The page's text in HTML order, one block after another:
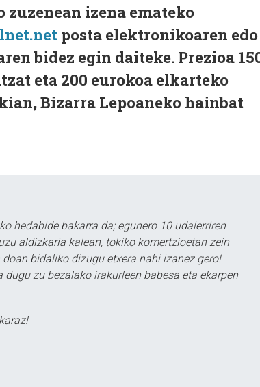
izena emateko
posta elektronikoaren edo
bidez egin daiteke. Prezioa
eta 200 eurokoa elkarteko
Bizarra Lepoaneko hainbat
hedabide bakarra da; egunero 10 udalerriren
aldizkaria kalean, tokiko komertzioetan zein
bidaliko dizugu etxera nahi izanez gero!
zu bezalako irakurleen babesa eta ekarpen